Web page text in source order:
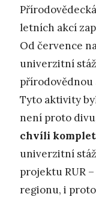
letních akcí
Od července
univerzitní
přírodovědnou
Tyto aktivity
není proto
chvíli
univerzitní
projektu RUR
regionu, i